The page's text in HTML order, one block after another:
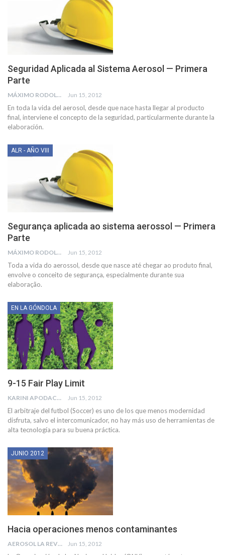
Seguridad Aplicada al Sistema Aerosol — Primera
Parte
MÁXIMO RODOLFO KUSSELEWSKI Jun 15, 2012
En toda la vida del aerosol, desde que nace hasta llegar al producto
final, interviene el concepto de la seguridad, particularmente durante la
elaboración.
ALR - AÑO VIII
Segurança aplicada ao sistema aerossol — Primera
Parte
MÁXIMO RODOLFO KUSSELEWSKI Jun 15, 2012
Toda a vida do aerossol, desde que nasce até chegar ao produto final,
envolve o conceito de segurança, especialmente durante sua
elaboração.
EN LA GÓNDOLA
9-15 Fair Play Limit
KARINI APODACA Jun 15, 2012
El arbitraje del futbol (Soccer) es uno de los que menos modernidad
disfruta, salvo el intercomunicador, no hay más uso de herramientas de
alta tecnología para su buena práctica.
JUNIO 2012
Hacia operaciones menos contaminantes
AEROSOL LA REVISTA Jun 15, 2012